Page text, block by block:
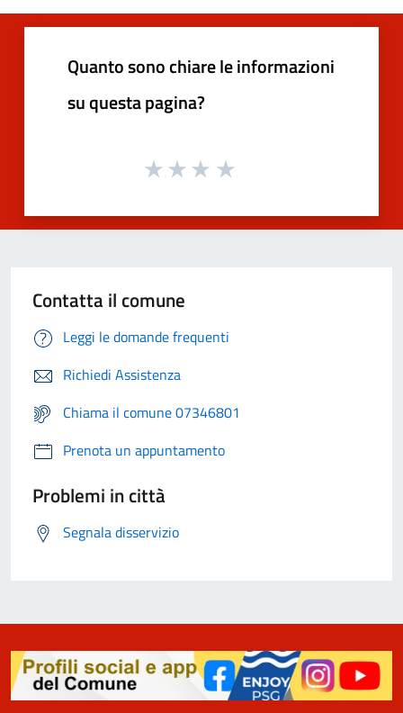
Quanto sono chiare le informazioni
su questa pagina?
Contatta il comune
Leggi le domande frequenti
Richiedi Assistenza
Chiama il comune 07346801
Prenota un appuntamento
Problemi in città
Segnala disservizio